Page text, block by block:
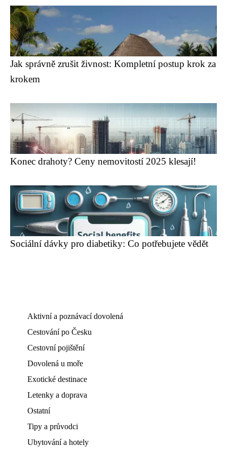
Jak správně zrušit živnost: Kompletní postup krok za
krokem
Konec drahoty? Ceny nemovitostí 2025 klesají!
Sociální dávky pro diabetiky: Co potřebujete vědět
Aktivní a poznávací dovolená
Cestování po Česku
Cestovní pojištění
Dovolená u moře
Exotické destinace
Letenky a doprava
Ostatní
Tipy a průvodci
Ubytování a hotely